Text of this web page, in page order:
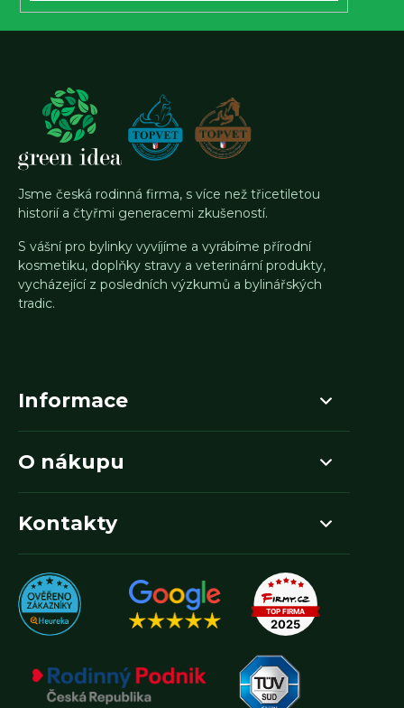
Jsme česká rodinná firma, s více než třicetiletou
historií a čtyřmi generacemi zkušeností.
S vášní pro bylinky vyvíjíme a vyrábíme přírodní
kosmetiku, doplňky stravy a veterinární produkty,
vycházející z posledních výzkumů a bylinářských
tradic.
Informace
O nákupu
Kontakty